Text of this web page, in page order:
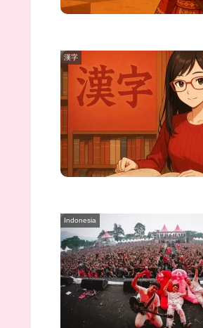
漢字
Indonesia